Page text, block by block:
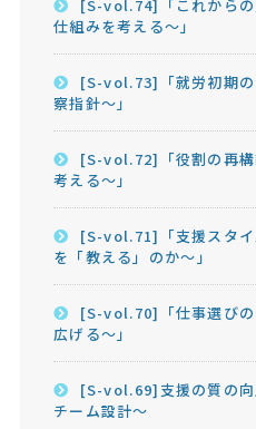
[S-vol.74]「これからの
仕組みを考える～」
[S-vol.73]「就労初期の
察指針～」
[S-vol.72]「役割の再構
考える～」
[S-vol.71]「支援スタイ
を「教える」のか～」
[S-vol.70]「仕事選びの
広げる～」
[S-vol.69]支援の質の向
チーム設計～